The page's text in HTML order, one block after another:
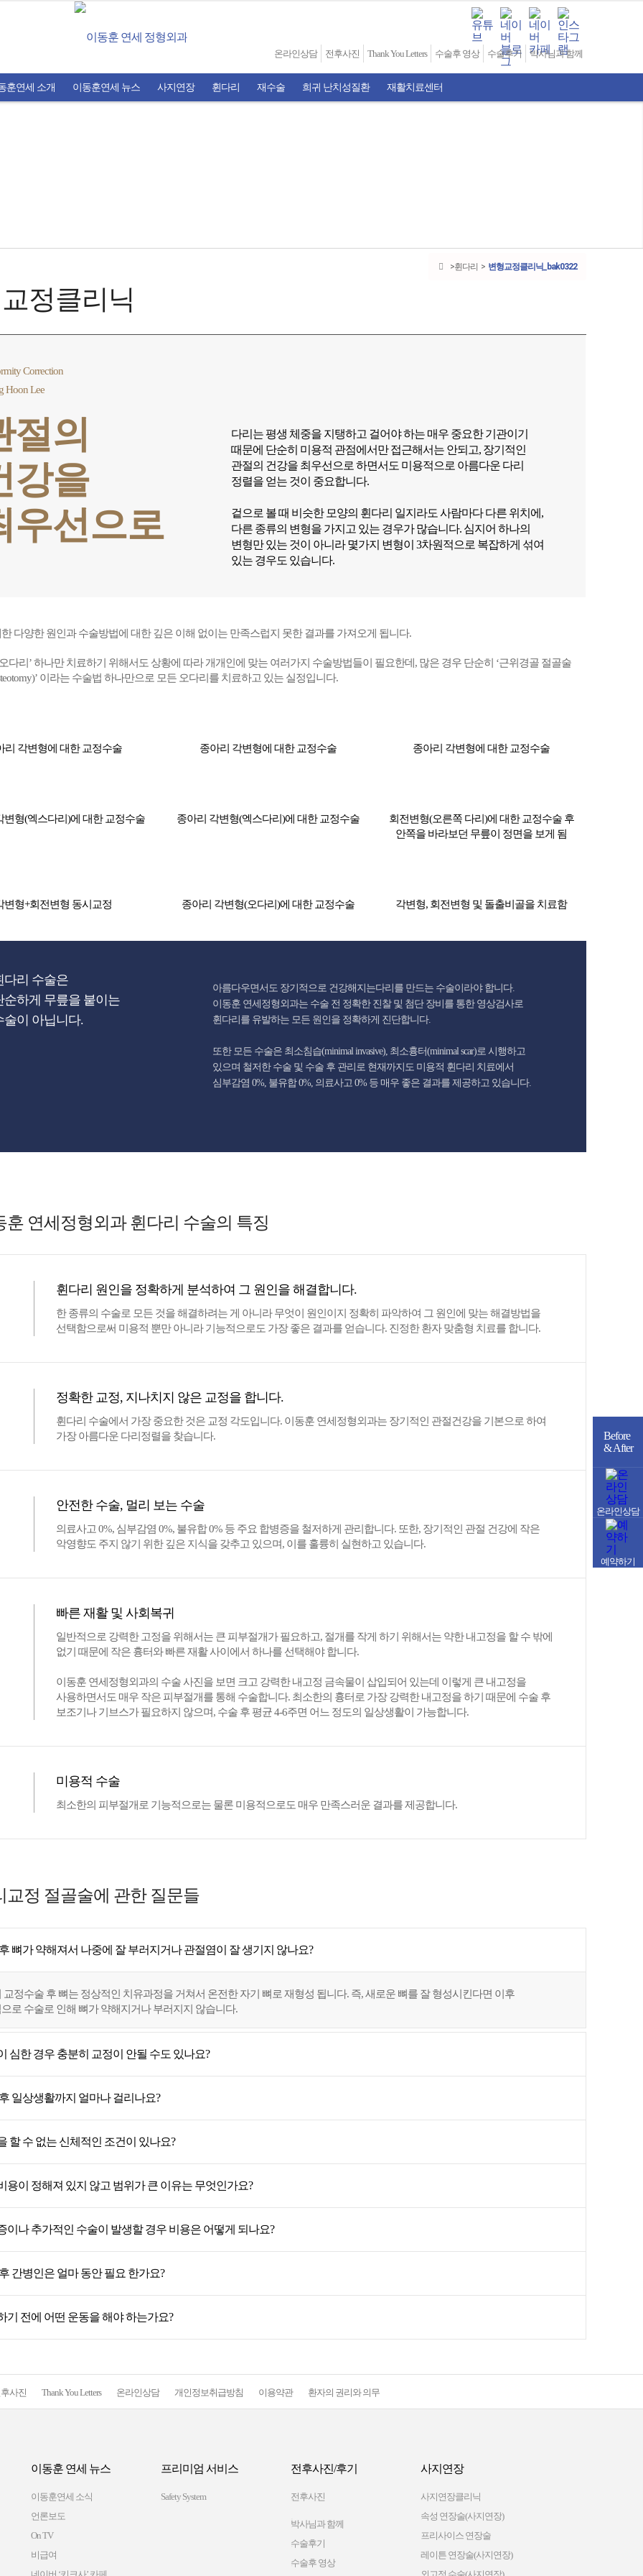
온라인상담 전후사진 Thank You Letters 수술후 영상 수술후기 박사님과 함께
훈연세 소개 이동훈연세 뉴스 사지연장 휜다리 재수술 희귀 난치성질환 재활치료센터
휜다리 변형교정클리닉_bak0322
정클리닉
Correction
Hoon Lee
절의
강을
우선으로
다리는 평생 체중을 지탱하고 걸어야 하는 매우 중요한 기관이기
때문에 단순히 미용적 관점에서만 접근해서는 안되고, 장기적인
관절의 건강을 최우선으로 하면서도 미용적으로 아름다운 다리
정렬을 얻는 것이 중요합니다.
겉으로 볼 때 비슷한 모양의 휜다리 일지라도 사람마다 다른 위치에,
다른 종류의 변형을 가지고 있는 경우가 많습니다. 심지어 하나의
변형만 있는 것이 아니라 몇가지 변형이 3차원적으로 복잡하게 섞여
있는 경우도 있습니다.
다양한 원인과 수술방법에 대한 깊은 이해 없이는 만족스럽지 못한 결과를 가져오게 됩니다.
다리’ 하나만 치료하기 위해서도 상황에 따라 개개인에 맞는 여러가지 수술방법들이 필요한데, 많은 경우 단순히 ‘근위경골 절골술
이라는 수술법 하나만으로 모든 오다리를 치료하고 있는 실정입니다.
리 각변형에 대한 교정수술 종아리 각변형에 대한 교정수술 종아리 각변형에 대한 교정수술
변형(엑스다리)에 대한 교정수술 종아리 각변형(엑스다리)에 대한 교정수술
회전변형(오른쪽 다리)에 대한 교정수술 후
안쪽을 바라보던 무릎이 정면을 보게 됨
변형+회전변형 동시교정 종아리 각변형(오다리)에 대한 교정수술 각변형, 회전변형 및 돌출비골을 치료함
다리 수술은
순하게 무릎을 붙이는
술이 아닙니다.
아름다우면서도 장기적으로 건강해지는다리를 만드는 수술이라야 합니다.
이동훈 연세정형외과는 수술 전 정확한 진찰 및 첨단 장비를 통한 영상검사로
휜다리를 유발하는 모든 원인을 정확하게 진단합니다.
또한 모든 수술은 최소침습(minimal invasive), 최소흉터(minimal scar)로 시행하고
있으며 철저한 수술 및 수술 후 관리로 현재까지도 미용적 휜다리 치료에서
심부감염 0%, 불유합 0%, 의료사고 0% 등 매우 좋은 결과를 제공하고 있습니다.
훈 연세정형외과 휜다리 수술의 특징
휜다리 원인을 정확하게 분석하여 그 원인을 해결합니다.
한 종류의 수술로 모든 것을 해결하려는 게 아니라 무엇이 원인이지 정확히 파악하여 그 원인에 맞는 해결방법을
선택함으로써 미용적 뿐만 아니라 기능적으로도 가장 좋은 결과를 얻습니다. 진정한 환자 맞춤형 치료를 합니다.
정확한 교정, 지나치지 않은 교정을 합니다.
휜다리 수술에서 가장 중요한 것은 교정 각도입니다. 이동훈 연세정형외과는 장기적인 관절건강을 기본으로 하여
가장 아름다운 다리정렬을 찾습니다.
안전한 수술, 멀리 보는 수술
의료사고 0%, 심부감염 0%, 불유합 0% 등 주요 합병증을 철저하게 관리합니다. 또한, 장기적인 관절 건강에 작은
악영향도 주지 않기 위한 깊은 지식을 갖추고 있으며, 이를 훌륭히 실현하고 있습니다.
빠른 재활 및 사회복귀
일반적으로 강력한 고정을 위해서는 큰 피부절개가 필요하고, 절개를 작게 하기 위해서는 약한 내고정을 할 수 밖에
없기 때문에 작은 흉터와 빠른 재활 사이에서 하나를 선택해야 합니다.
이동훈 연세정형외과의 수술 사진을 보면 크고 강력한 내고정 금속물이 삽입되어 있는데 이렇게 큰 내고정을
사용하면서도 매우 작은 피부절개를 통해 수술합니다. 최소한의 흉터로 가장 강력한 내고정을 하기 때문에 수술 후
보조기나 기브스가 필요하지 않으며, 수술 후 평균 4-6주면 어느 정도의 일상생활이 가능합니다.
미용적 수술
최소한의 피부절개로 기능적으로는 물론 미용적으로도 매우 만족스러운 결과를 제공합니다.
교정 절골술에 관한 질문들
뼈가 약해져서 나중에 잘 부러지거나 관절염이 잘 생기지 않나요?
교정수술 후 뼈는 정상적인 치유과정을 거쳐서 온전한 자기 뼈로 재형성 됩니다. 즉, 새로운 뼈를 잘 형성시킨다면 이후
로 수술로 인해 뼈가 약해지거나 부러지지 않습니다.
심한 경우 충분히 교정이 안될 수도 있나요?
일상생활까지 얼마나 걸리나요?
할 수 없는 신체적인 조건이 있나요?
용이 정해져 있지 않고 범위가 큰 이유는 무엇인가요?
이나 추가적인 수술이 발생할 경우 비용은 어떻게 되나요?
간병인은 얼마 동안 필요 한가요?
기 전에 어떤 운동을 해야 하는가요?
사진 Thank You Letters 온라인상담 개인정보취급방침 이용약관 환자의 권리와 의무
이동훈 연세 뉴스
이동훈연세 소식
언론보도
On TV
비급여
프리미엄 서비스
Safety System
전후사진/후기
전후사진
박사님과 함께
수술후기
수술후 영상
사지연장
사지연장클리닉
속성 연장술(사지연장)
프리사이스 연장술
레이튼 연장술(사지연장)
Before
& After
온라인상담
예약하기